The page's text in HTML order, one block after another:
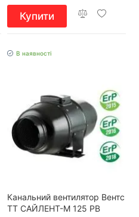
Купити
В наявності
Канальний вентилятор Вентс
ТТ САЙЛЕНТ-М 125 РВ